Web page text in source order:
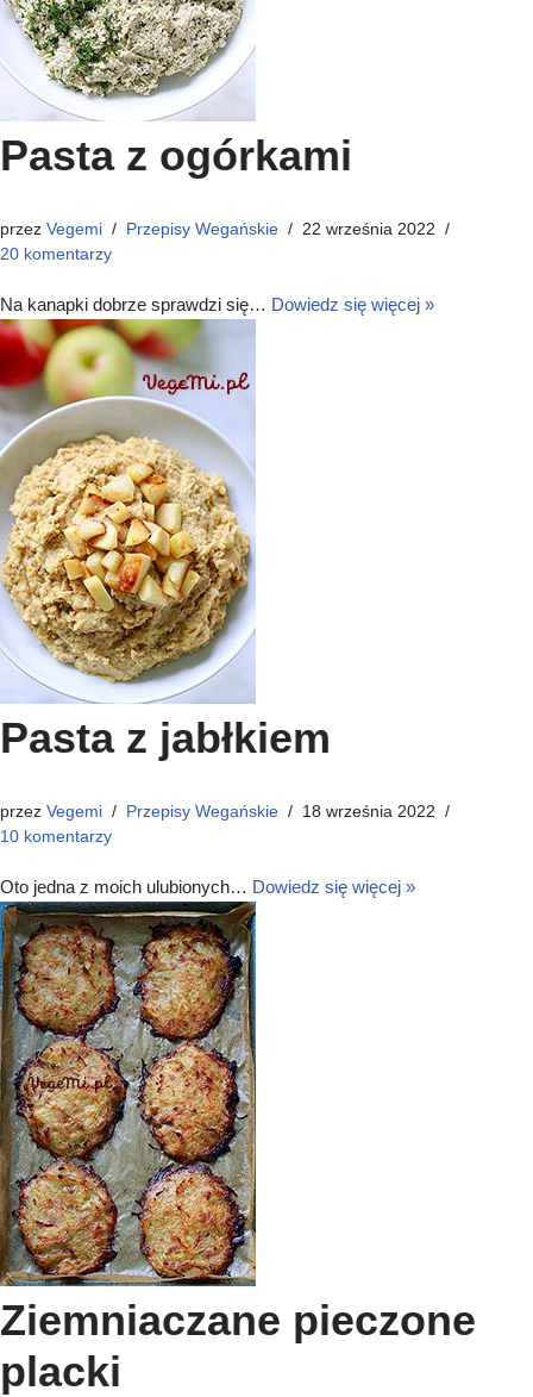
Pasta z ogórkami
przez Vegemi Przepisy Wegańskie
22 września 2022
20 komentarzy
Na kanapki dobrze sprawdzi się… Dowiedz się więcej »
Pasta z jabłkiem
przez Vegemi Przepisy Wegańskie
18 września 2022
10 komentarzy
Oto jedna z moich ulubionych… Dowiedz się więcej »
Ziemniaczane pieczone
placki